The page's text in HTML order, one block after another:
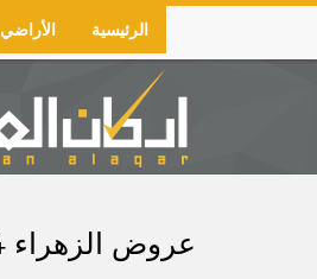
Skip
main
Main
navigation
الأراضي الرئيسية
عروض الزهراء 4